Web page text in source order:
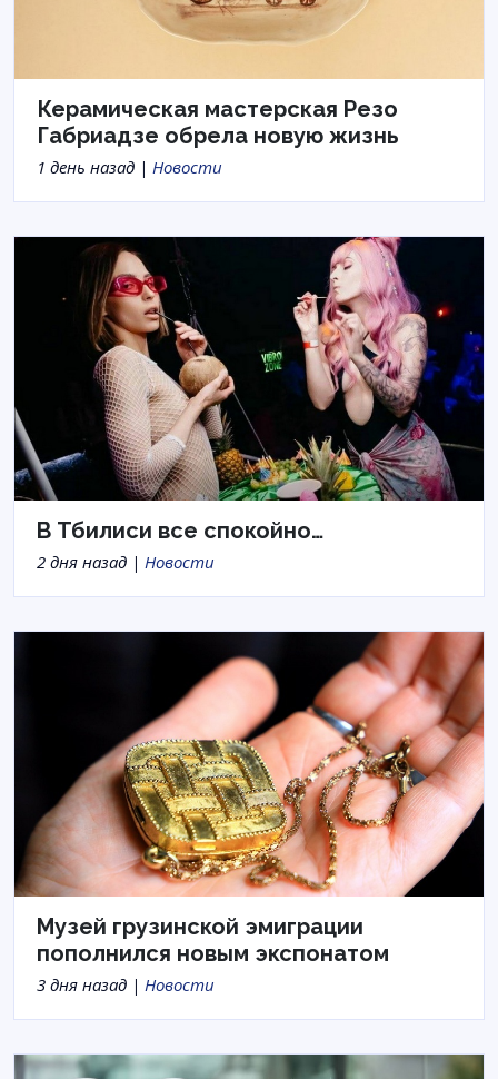
Керамическая мастерская Резо
Габриадзе обрела новую жизнь
1 день назад | Новости
В Тбилиси все спокойно…
2 дня назад | Новости
Музей грузинской эмиграции
пополнился новым экспонатом
3 дня назад | Новости